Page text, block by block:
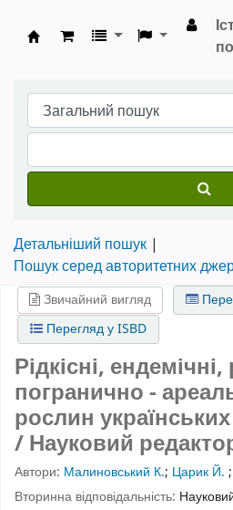
Бібліотека НТШ ›
Детальніший пошук
Пошук серед авторитетних
Звичайний вигляд
Перегляд у ISBD
Рідкісні, ендемічні,
погранично -
рослин
/ Науковий
Автори: Малиновський К.; Царик Й. ;
Вторинна відповідальність: